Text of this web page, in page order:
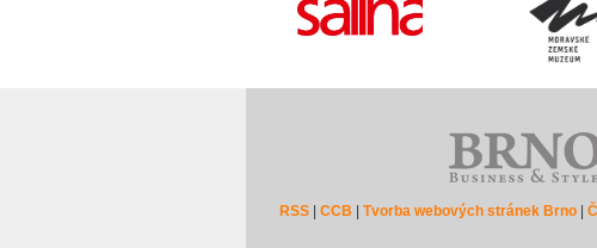
RSS| CCB Tvorba webových stránek Brno|